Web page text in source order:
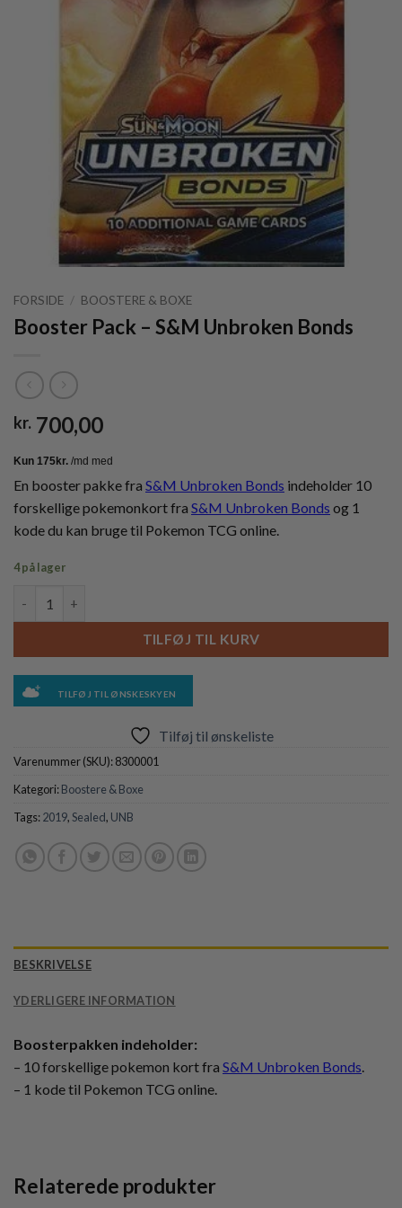
FORSIDE / BOOSTERE & BOXE
Booster Pack – S&M Unbroken Bonds
kr. 700,00
En booster pakke fra S&M Unbroken Bonds indeholder 10
forskellige pokemonkort fra S&M Unbroken Bonds og 1
kode du kan bruge til Pokemon TCG online.
4 på lager
TILFØJ TIL KURV
TILFØJ TIL ØNSKESKYEN
Tilføj til ønskeliste
Varenummer (SKU):8300001
Kategori:Boostere & Boxe
Tags:2019,Sealed, UNB
BESKRIVELSE
YDERLIGERE INFORMATION
Boosterpakken indeholder:
– 10 forskellige pokemon kort fra S&M Unbroken Bonds.
– 1 kode til Pokemon TCG online.
Relaterede produkter